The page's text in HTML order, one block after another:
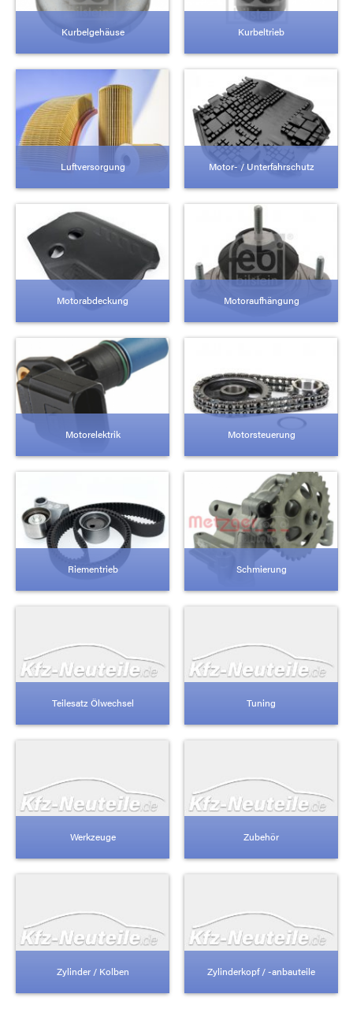
Kurbelgehäuse Kurbeltrieb
Luftversorgung Motor- / Unterfahrschutz
Motorabdeckung Motoraufhängung
Motorelektrik Motorsteuerung
Riementrieb Schmierung
Teilesatz Ölwechsel Tuning
Werkzeuge Zubehör
Zylinder / Kolben Zylinderkopf / -anbauteile